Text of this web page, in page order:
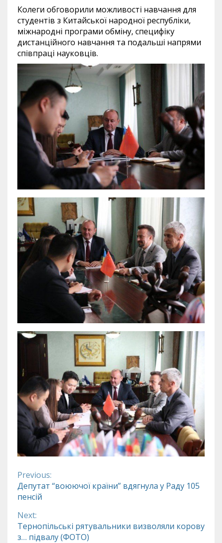
Колеги обговорили можливості навчання для
студентів з Китайської народної республіки,
міжнародні програми обміну, специфіку
дистанційного навчання та подальші напрями
співпраці науковців.
Continue
Reading
Previous:
Депутат “воюючої країни” вдягнула у Раду 105
пенсій
Next:
Тернопільські рятувальники визволяли корову
з… підвалу (ФОТО)